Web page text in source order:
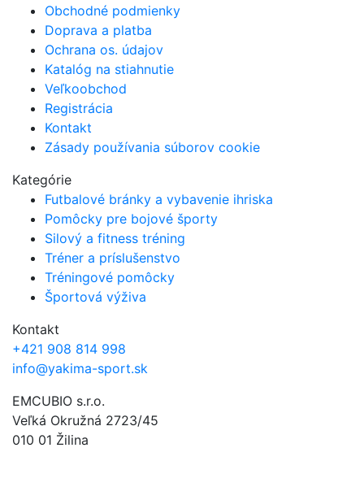
Obchodné podmienky
Doprava a platba
Ochrana os. údajov
Katalóg na stiahnutie
Veľkoobchod
Registrácia
Kontakt
Zásady používania súborov cookie
Kategórie
Futbalové bránky a vybavenie ihriska
Pomôcky pre bojové športy
Silový a fitness tréning
Tréner a príslušenstvo
Tréningové pomôcky
Športová výživa
Kontakt
+421 908 814 998
info@yakima-sport.sk
EMCUBIO s.r.o.
Veľká Okružná 2723/45
010 01 Žilina